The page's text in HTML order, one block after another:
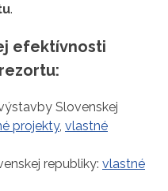
.
efektívnosti
Slovenskej
projekty, vlastné
republiky: vlastné